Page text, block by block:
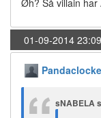
Øh? Så villain har
01-09-2014 23:09
sNABELA